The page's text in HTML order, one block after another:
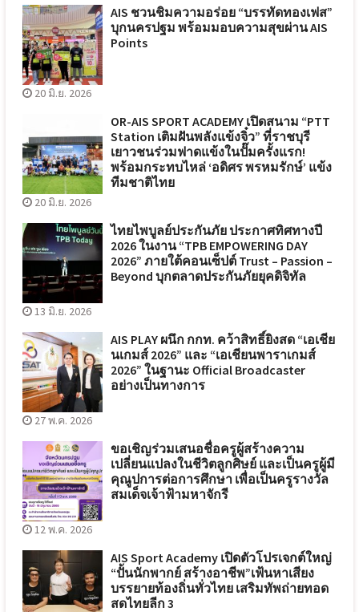
AIS ชวนชิมความอร่อย “บรรทัดทองเฟส”
บุกนครปฐม พร้อมมอบความสุขผ่าน AIS
Points
20 มิ.ย. 2026
OR-AIS SPORT ACADEMY เปิดสนาม “PTT
Station เติมฝันพลังแข้งจิ๋ว” ที่ราชบุรี
เยาวชนร่วมฟาดแข้งในปั๊มครั้งแรก!
พร้อมกระทบไหล่ ‘อดิศร พรหมรักษ์’ แข้ง
ทีมชาติไทย
20 มิ.ย. 2026
ไทยไพบูลย์ประกันภัย ประกาศทิศทางปี
2026 ในงาน “TPB EMPOWERING DAY
2026” ภายใต้คอนเซ็ปต์ Trust – Passion –
Beyond บุกตลาดประกันภัยยุคดิจิทัล
13 มิ.ย. 2026
AIS PLAY ผนึก กกท. คว้าสิทธิ์ยิงสด “เอเชีย
นเกมส์ 2026” และ “เอเชียนพาราเกมส์
2026” ในฐานะ Official Broadcaster
อย่างเป็นทางการ
27 พ.ค. 2026
ขอเชิญร่วมเสนอชื่อครูผู้สร้างความ
เปลี่ยนแปลงในชีวิตลูกศิษย์ และเป็นครูผู้มี
คุณูปการต่อการศึกษา เพื่อเป็นครูรางวัล
สมเด็จเจ้าฟ้ามหาจักรี
12 พ.ค. 2026
AIS Sport Academy เปิดตัวโปรเจกต์ใหญ่
“ปั้นนักพากย์ สร้างอาชีพ”เฟ้นหาเสียง
บรรยายท้องถิ่นทั่วไทย เสริมทัพถ่ายทอด
สดไทยลีก 3